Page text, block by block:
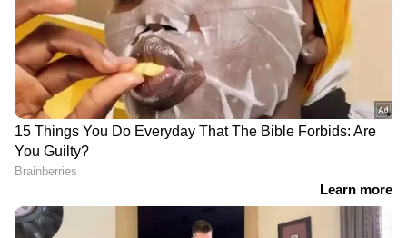
എവിടെയും വിശ്വസനീയമായ വാർത്തകൾ
ലഭിക്കാൻAsianet News Malayalam